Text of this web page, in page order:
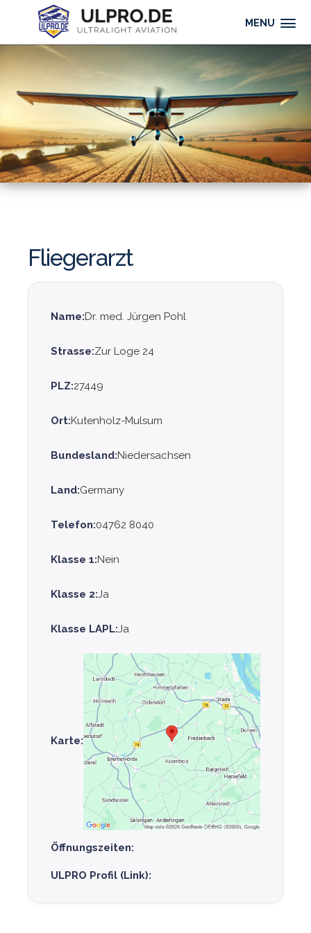
MENU
Fliegerarzt
Name:Dr. med. Jürgen Pohl
Strasse:Zur Loge 24
PLZ:27449
Ort:Kutenholz-Mulsum
Bundesland:Niedersachsen
Land:Germany
Telefon:04762 8040
Klasse 1:Nein
Klasse 2:Ja
Klasse LAPL:Ja
Karte:
Öffnungszeiten:
ULPRO Profil (Link):